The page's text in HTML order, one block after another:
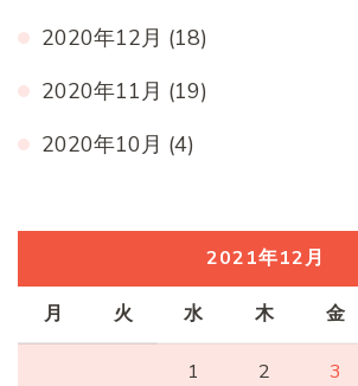
2020年12月 (18)
2020年11月 (19)
2020年10月 (4)
2021年12月
月 火 水 木 金
1 2 3